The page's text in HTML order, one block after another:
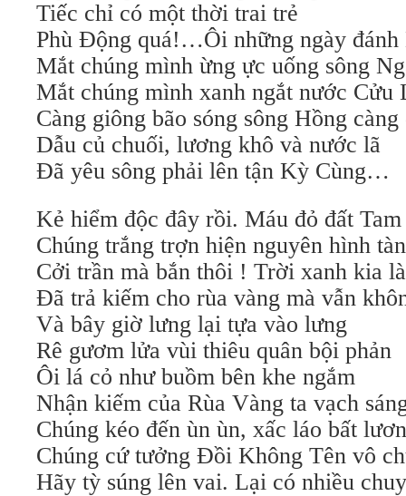
Tiếc chỉ có một thời trai trẻ
Phù Động quá!…Ôi những ngày
Mắt chúng mình ừng ực uống sông
Mắt chúng mình xanh ngắt nước Cửu
Càng giông bão sóng sông Hồng càng
Dẫu củ chuối, lương khô và nước lã
Đã yêu sông phải lên tận Kỳ Cùng…
Kẻ hiểm độc đây rồi. Máu đỏ đất
Chúng trắng trợn hiện nguyên hình
Cởi trần mà bắn thôi ! Trời xanh kia
Đã trả kiếm cho rùa vàng mà vẫn
Và bây giờ lưng lại tựa vào lưng
Rê gươm lửa vùi thiêu quân bội phản
Ôi lá cỏ như buồm bên khe ngắm
Nhận kiếm của Rùa Vàng ta vạch
Chúng kéo đến ùn ùn, xấc láo bất
Chúng cứ tưởng Đồi Không Tên vô
Hãy tỳ súng lên vai. Lại có nhiều